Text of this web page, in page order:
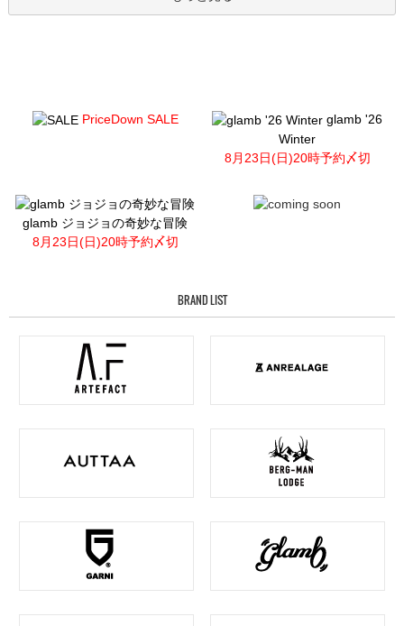
PriceDown SALE
glamb '26
Winter
8月23日(日)20時予約〆切
glamb ジョジョの奇妙な冒険
8月23日(日)20時予約〆切
BRAND LIST